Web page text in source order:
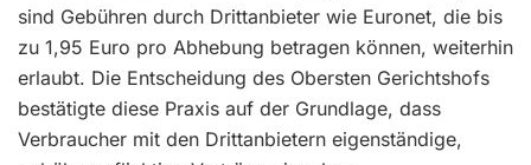
sind Gebühren durch Drittanbieter wie Euronet, die bis
zu 1,95 Euro pro Abhebung betragen können, weiterhin
erlaubt. Die Entscheidung des Obersten Gerichtshofs
bestätigte diese Praxis auf der Grundlage, dass
Verbraucher mit den Drittanbietern eigenständige,